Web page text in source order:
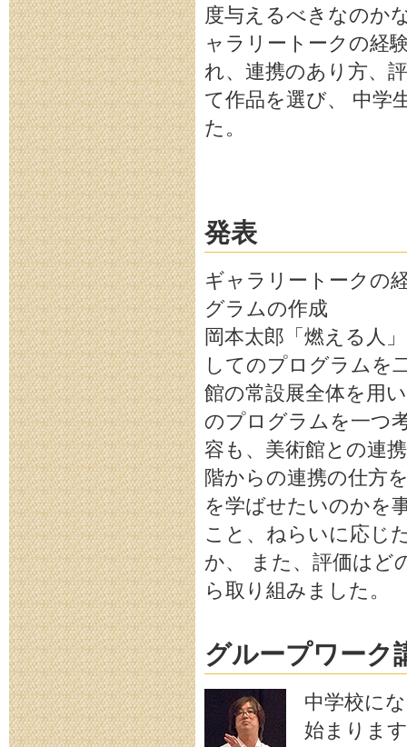
度与えるべきなのか
ャラリートークの経
れ、連携のあり方、
て作品を選び、 中学
た。
発表
ギャラリートークの
グラムの作成
岡本太郎「燃える人
してのプログラムを
館の常設展全体を用
のプログラムを一つ
容も、美術館との連
階からの連携の仕方
を学ばせたいのかを
こと、ねらいに応じ
か、 また、評価はど
ら取り組みました。
グループワーク
中学校に
始まりま